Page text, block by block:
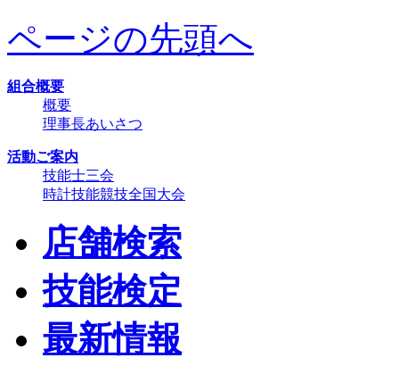
ページの先頭へ
組合概要
概要
理事長あいさつ
活動ご案内
技能士三会
時計技能競技全国大会
店舗検索
技能検定
最新情報